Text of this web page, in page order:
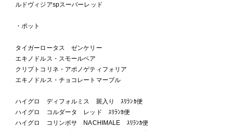
ルドヴィジアspスーパーレッド
・ポット
タイガーロータス ゼンケリー
エキノドルス・スモールベア
クリプトコリネ・アポノゲティフォリア
エキノドルス・チョコレートマーブル
ハイグロ ディフォルミス 斑入り ｽﾘﾗﾝｶ便
ハイグロ コルダータ レッド ｽﾘﾗﾝｶ便
ハイグロ コリンボサ NACHIMALE ｽﾘﾗﾝｶ便